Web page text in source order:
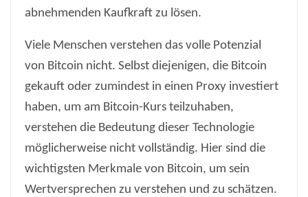
abnehmenden Kaufkraft zu lösen.
Viele Menschen verstehen das volle Potenzial
von Bitcoin nicht. Selbst diejenigen, die Bitcoin
gekauft oder zumindest in einen Proxy investiert
haben, um am Bitcoin-Kurs teilzuhaben,
verstehen die Bedeutung dieser Technologie
möglicherweise nicht vollständig. Hier sind die
wichtigsten Merkmale von Bitcoin, um sein
Wertversprechen zu verstehen und zu schätzen.